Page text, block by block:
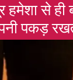
से ही
पकड़